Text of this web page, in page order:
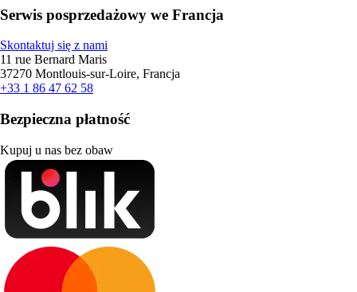
Serwis posprzedażowy we Francja
Skontaktuj się z nami
11 rue Bernard Maris
37270 Montlouis-sur-Loire, Francja
+33 1 86 47 62 58
Bezpieczna płatność
Kupuj u nas bez obaw